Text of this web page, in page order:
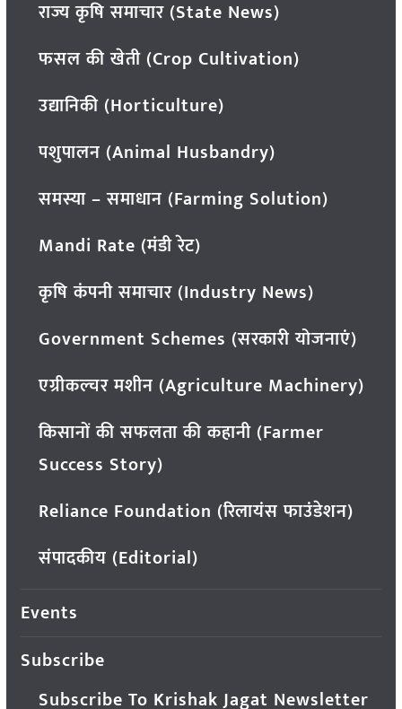
राज्य कृषि समाचार (State News)
फसल की खेती (Crop Cultivation)
उद्यानिकी (Horticulture)
पशुपालन (Animal Husbandry)
समस्या – समाधान (Farming Solution)
Mandi Rate (मंडी रेट)
कृषि कंपनी समाचार (Industry News)
Government Schemes (सरकारी योजनाएं)
एग्रीकल्चर मशीन (Agriculture Machinery)
किसानों की सफलता की कहानी (Farmer
Success Story)
Reliance Foundation (रिलायंस फाउंडेशन)
संपादकीय (Editorial)
Events
Subscribe
Subscribe To Krishak Jagat Newsletter